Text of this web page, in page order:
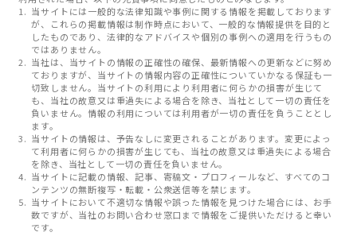
当サイトには一般的な法律知識や事例に関する情報を掲載しております
が、これらの掲載情報は制作時点において、一般的な情報提供を目的と
したものであり、法律的なアドバイスや個別の事例への適用を行うもの
ではありません。
当社は、当サイトの情報の正確性の確保、最新情報への更新などに努め
ておりますが、当サイトの情報内容の正確性についていかなる保証も一
切致しません。当サイトの利用により利用者に何らかの損害が生じて
も、当社の故意又は重過失による場合を除き、当社として一切の責任を
負いません。情報の利用については利用者が一切の責任を負うこととし
ます。
当サイトの情報は、予告なしに変更されることがあります。変更によっ
て利用者に何らかの損害が生じても、当社の故意又は重過失による場合
を除き、当社として一切の責任を負いません。
当サイトに記載の情報、記事、寄稿文・プロフィールなど、すべてのコ
ンテンツの無断複写・転載・公衆送信等を禁じます。
当サイトにおいて不適切な情報や誤った情報を見つけた場合には、お手
数ですが、当社のお問い合わせ窓口まで情報をご提供いただけると幸い
です。